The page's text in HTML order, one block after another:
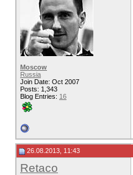
Moscow
Russia
Join Date: Oct 2007
Posts: 1,343
Blog Entries: 16
26.08.2013, 11:43
Retaco